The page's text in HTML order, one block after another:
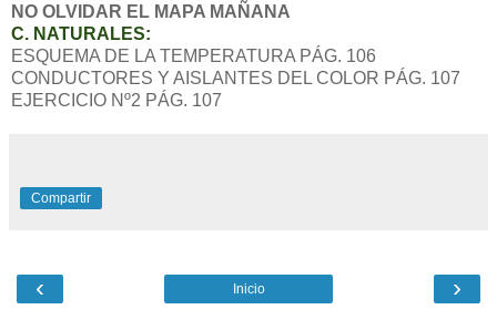
NO OLVIDAR EL MAPA MAÑANA
C. NATURALES:
ESQUEMA DE LA TEMPERATURA PÁG. 106
CONDUCTORES Y AISLANTES DEL COLOR PÁG. 107
EJERCICIO Nº2 PÁG. 107
Compartir
‹ ›
Inicio